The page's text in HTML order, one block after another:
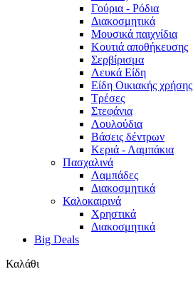
Γούρια - Ρόδια
Διακοσμητικά
Μουσικά παιχνίδια
Κουτιά αποθήκευσης
Σερβίρισμα
Λευκά Είδη
Είδη Οικιακής χρήσης
Τρέσες
Στεφάνια
Λουλούδια
Βάσεις δέντρων
Κεριά - Λαμπάκια
Πασχαλινά
Λαμπάδες
Διακοσμητικά
Καλοκαιρινά
Χρηστικά
Διακοσμητικά
Big Deals
Καλάθι